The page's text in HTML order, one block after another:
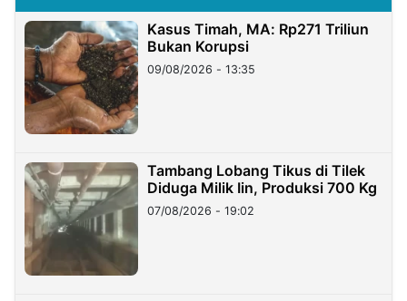
Kasus Timah, MA: Rp271 Triliun
Bukan Korupsi
09/08/2026 - 13:35
Tambang Lobang Tikus di Tilek
Diduga Milik Iin, Produksi 700 Kg
07/08/2026 - 19:02